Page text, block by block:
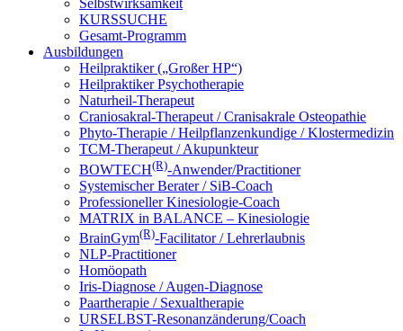
Selbstwirksamkeit
KURSSUCHE
Gesamt-Programm
Ausbildungen
Heilpraktiker („Großer HP“)
Heilpraktiker Psychotherapie
Naturheil-Therapeut
Craniosakral-Therapeut / Cranisakrale Osteopathie
Phyto-Therapie / Heilpflanzenkundige / Klostermedizin
TCM-Therapeut / Akupunkteur
BOWTECH(R)-Anwender/Practitioner
Systemischer Berater / SiB-Coach
Professioneller Kinesiologie-Coach
MATRIX in BALANCE – Kinesiologie
BrainGym(R)-Facilitator / Lehrerlaubnis
NLP-Practitioner
Homöopath
Iris-Diagnose / Augen-Diagnose
Paartherapie / Sexualtherapie
URSELBST-Resonanzänderung/Coach